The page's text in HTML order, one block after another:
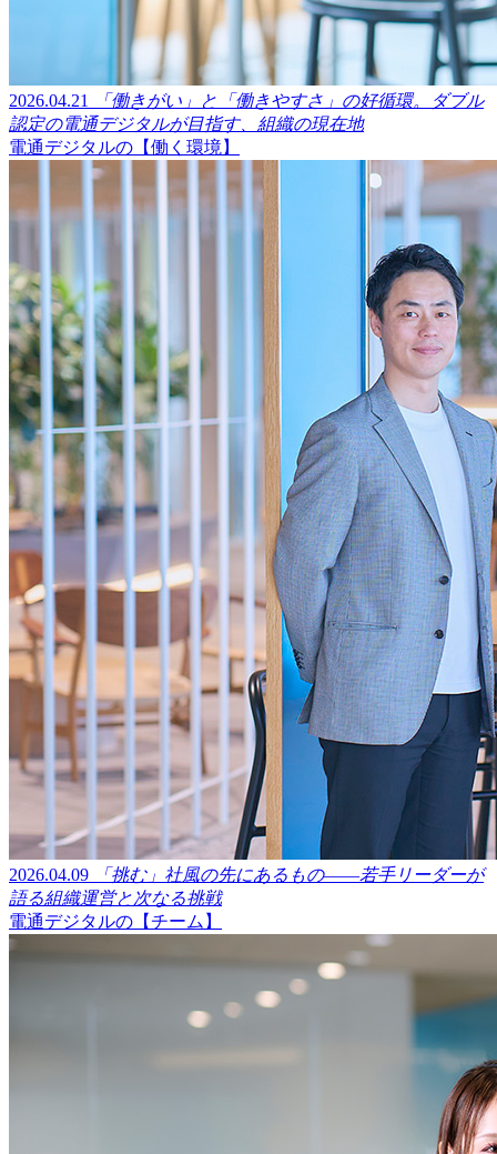
2026.04.21
「働きがい」と「働きやすさ」の好循環。ダブル
認定の電通デジタルが目指す、組織の現在地
電通デジタルの【働く環境】
2026.04.09
「挑む」社風の先にあるもの――若手リーダーが
語る組織運営と次なる挑戦
電通デジタルの【チーム】